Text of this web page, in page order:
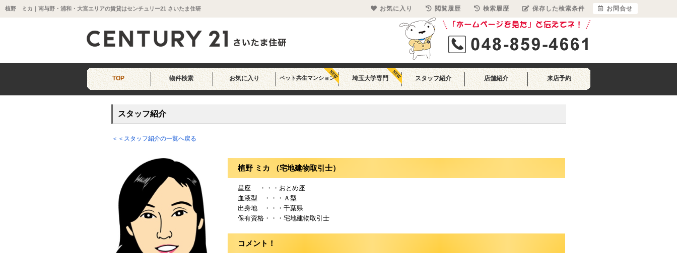
植野 ミカ｜南与野・浦和・大宮エリアの賃貸はセンチュリー21 さいたま住研
TOP 物件検索 お気に入り ペット共生マンション 埼玉大学専門 スタッフ紹介 店舗紹介 来店予約
スタッフ紹介
＜＜スタッフ紹介の一覧へ戻る
植野 ミカ （宅地建物取引士）
星座 ・・・おとめ座
血液型 ・・・Ａ型
出身地 ・・・千葉県
保有資格・・・宅地建物取引士
コメント！
お気に入り 閲覧履歴 検索履歴 保存した検索条件 お問合せ